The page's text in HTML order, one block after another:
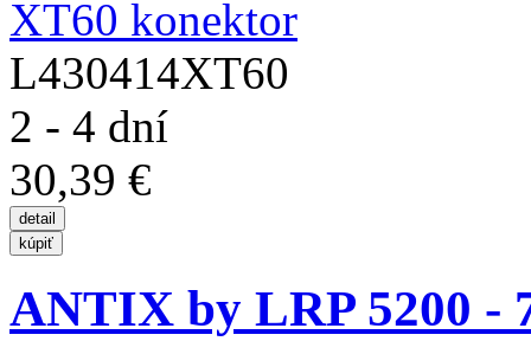
L430414XT60
2 - 4 dní
30,39 €
ANTIX by LRP 5200 -